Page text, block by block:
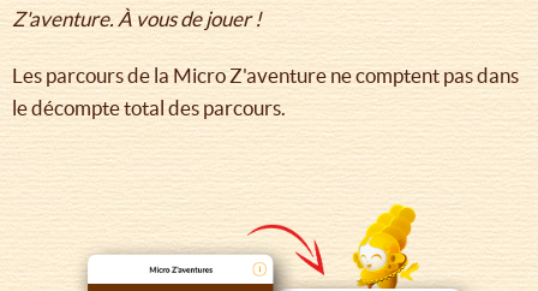
Z'aventure. À vous de jouer !
Les parcours de la Micro Z'aventure ne comptent pas dans
le décompte total des parcours.